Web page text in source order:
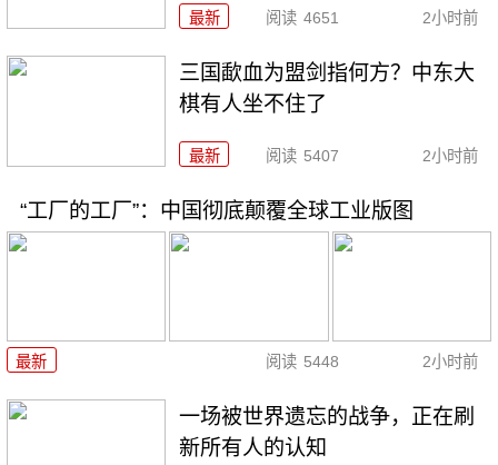
最新 阅读 4651 2小时前
三国歃血为盟剑指何方？中东大
棋有人坐不住了
最新 阅读 5407 2小时前
“工厂的工厂”：中国彻底颠覆全球工业版图
最新 阅读 5448 2小时前
一场被世界遗忘的战争，正在刷
新所有人的认知